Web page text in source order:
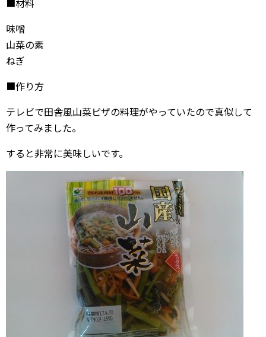
■材料
味噌
山菜の素
ねぎ
■作り方
テレビで田舎風山菜ピザの料理がやっていたので真似して
作ってみました。
すると非常に美味しいです。